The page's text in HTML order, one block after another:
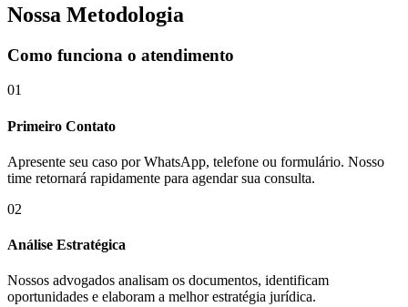
Nossa Metodologia
Como funciona o atendimento
01
Primeiro Contato
Apresente seu caso por WhatsApp, telefone ou formulário. Nosso
time retornará rapidamente para agendar sua consulta.
02
Análise Estratégica
Nossos advogados analisam os documentos, identificam
oportunidades e elaboram a melhor estratégia jurídica.